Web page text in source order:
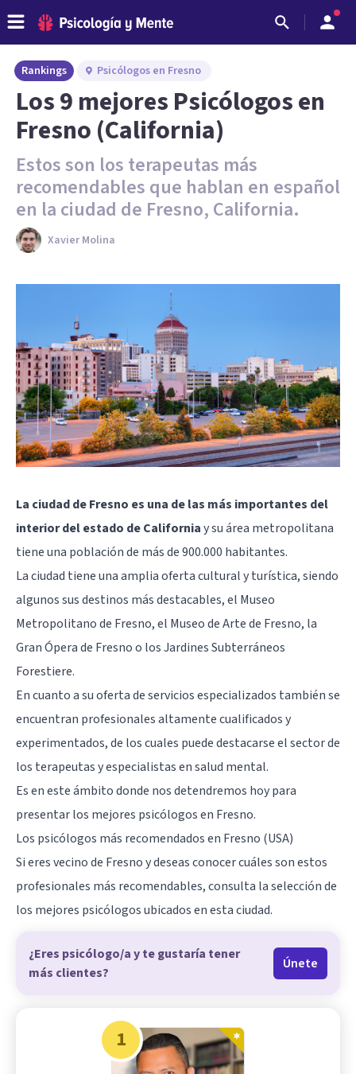
Rankings Psicólogos en Fresno
Los 9 mejores Psicólogos en
Fresno (California)
Estos son los terapeutas más
recomendables que hablan en español
en la ciudad de Fresno, California.
Xavier Molina
La ciudad de Fresno es una de las más importantes del
interior del estado de Californiay su área metropolitana
tiene una población de más de 900.000 habitantes.
La ciudad tiene una amplia oferta cultural y turística, siendo
algunos sus destinos más destacables, el Museo
Metropolitano de Fresno, el Museo de Arte de Fresno, la
Gran Ópera de Fresno o los Jardines Subterráneos
Forestiere.
En cuanto a su oferta de servicios especializados también se
encuentran profesionales altamente cualificados y
experimentados, de los cuales puede destacarse el sector de
los terapeutas y especialistas ensalud mental.
Es en este ámbito donde nos detendremos hoy para
presentar los mejores psicólogos en Fresno.
Los psicólogos más recomendados en Fresno (USA)
Si eres vecino de Fresno y deseas conocer cuáles son estos
profesionales más recomendables, consulta la selección de
los mejores psicólogos ubicados en esta ciudad.
¿Eres psicólogo/a y te gustaría tener
más clientes?
Únete
1